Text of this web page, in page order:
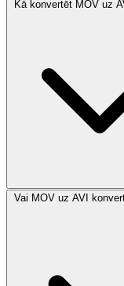
Kā konvertēt MOV uz
Vai MOV uz AVI